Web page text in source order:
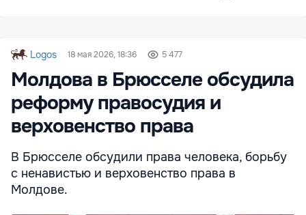
Logos 18 мая 2026, 18:36 5 477
Молдова в Брюсселе обсудила
реформу правосудия и
верховенство права
В Брюсселе обсудили права человека, борьбу
с ненавистью и верховенство права в
Молдове.